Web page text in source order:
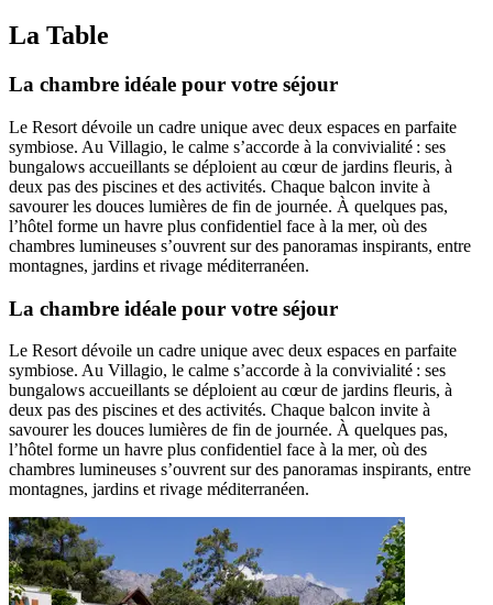
La Table
La chambre idéale pour votre séjour
Le Resort dévoile un cadre unique avec deux espaces en parfaite
symbiose. Au Villagio, le calme s’accorde à la convivialité : ses
bungalows accueillants se déploient au cœur de jardins fleuris, à
deux pas des piscines et des activités. Chaque balcon invite à
savourer les douces lumières de fin de journée. À quelques pas,
l’hôtel forme un havre plus confidentiel face à la mer, où des
chambres lumineuses s’ouvrent sur des panoramas inspirants, entre
montagnes, jardins et rivage méditerranéen.
La chambre idéale pour votre séjour
Le Resort dévoile un cadre unique avec deux espaces en parfaite
symbiose. Au Villagio, le calme s’accorde à la convivialité : ses
bungalows accueillants se déploient au cœur de jardins fleuris, à
deux pas des piscines et des activités. Chaque balcon invite à
savourer les douces lumières de fin de journée. À quelques pas,
l’hôtel forme un havre plus confidentiel face à la mer, où des
chambres lumineuses s’ouvrent sur des panoramas inspirants, entre
montagnes, jardins et rivage méditerranéen.